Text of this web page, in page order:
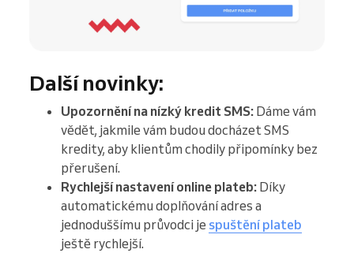
Další novinky:
Upozornění na nízký kredit SMS: Dáme vám
vědět, jakmile vám budou docházet SMS
kredity, aby klientům chodily připomínky bez
přerušení.
Rychlejší nastavení online plateb: Díky
automatickému doplňování adres a
jednoduššímu průvodci je spuštění plateb
ještě rychlejší.